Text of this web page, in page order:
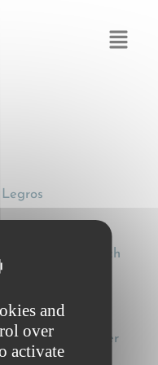
nach
und nach
über
of the carrier
law and
and
over
activate